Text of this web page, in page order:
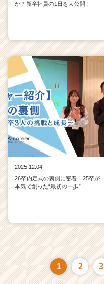
か？新卒社員の1日を大公開！
2025.12.04
26卒内定式の裏側に密着！25卒が
本気で創った“最初の一歩”
1 2 3